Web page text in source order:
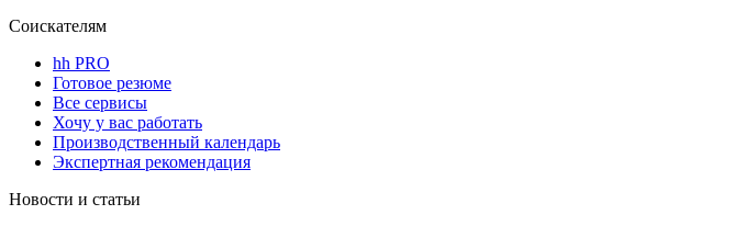
Соискателям
hh PRO
Готовое резюме
Все сервисы
Хочу у вас работать
Производственный календарь
Экспертная рекомендация
Новости и статьи